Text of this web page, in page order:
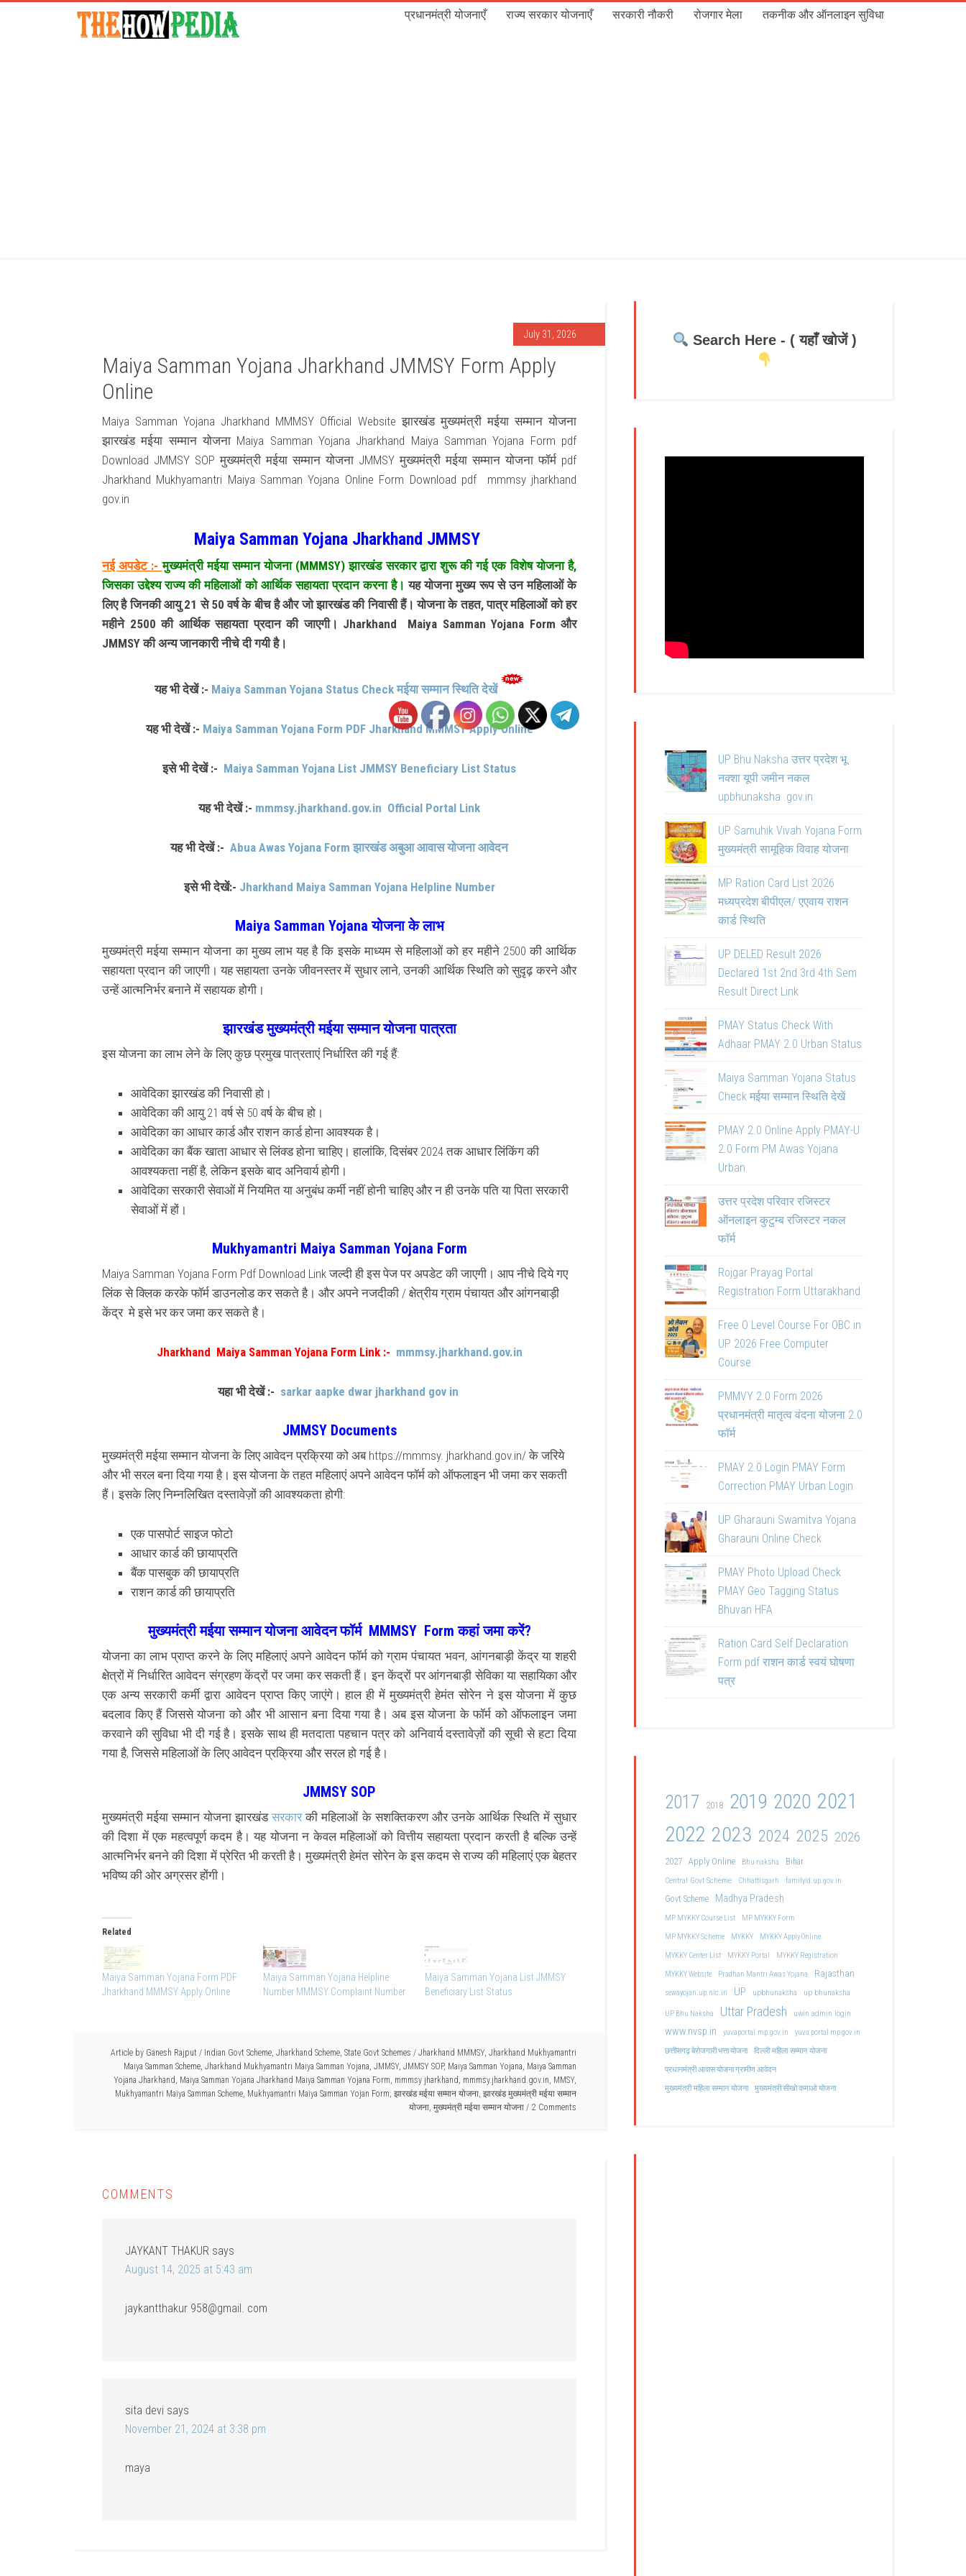
प्रधानमंत्री योजनाएँ राज्य सरकार योजनाएँ सरकारी नौकरी रोजगार मेला तकनीक और ऑनलाइन सुविधा
July 31, 2026
Maiya Samman Yojana Jharkhand JMMSY Form Apply
Online
Maiya Samman Yojana Jharkhand MMMSY Official Website झारखंड मुख्यमंत्री मईया सम्मान योजना
झारखंड मईया सम्मान योजना Maiya Samman Yojana Jharkhand Maiya Samman Yojana Form pdf
Download JMMSY SOP मुख्यमंत्री मईया सम्मान योजना JMMSY मुख्यमंत्री मईया सम्मान योजना फॉर्म pdf
Jharkhand Mukhyamantri Maiya Samman Yojana Online Form Download pdf mmmsy jharkhand
gov.in
Maiya Samman Yojana Jharkhand JMMSY
नई अपडेट :-मुख्यमंत्री मईया सम्मान योजना (MMMSY) झारखंड सरकार द्वारा शुरू की गई एक विशेष योजना है,
जिसका उद्देश्य राज्य की महिलाओं को आर्थिक सहायता प्रदान करना है। यह योजना मुख्य रूप से उन महिलाओं के
लिए है जिनकी आयु 21 से 50 वर्ष के बीच है और जो झारखंड की निवासी हैं। योजना के तहत, पात्र महिलाओं को हर
महीने 2500 की आर्थिक सहायता प्रदान की जाएगी। Jharkhand Maiya Samman Yojana Form और
JMMSY की अन्य जानकारी नीचे दी गयी है।
यह भी देखें :- Maiya Samman Yojana Status Check मईया सम्मान स्थिति देखें
यह भी देखें :- Maiya Samman Yojana Form PDF Jharkhand MMMSY Apply Online
इसे भी देखें :- Maiya Samman Yojana List JMMSY Beneficiary List Status
यह भी देखें :- mmmsy.jharkhand.gov.in Official Portal Link
यह भी देखें :- Abua Awas Yojana Form झारखंड अबुआ आवास योजना आवेदन
इसे भी देखें:- Jharkhand Maiya Samman Yojana Helpline Number
Maiya Samman Yojana योजना के लाभ
मुख्यमंत्री मईया सम्मान योजना का मुख्य लाभ यह है कि इसके माध्यम से महिलाओं को हर महीने 2500 की आर्थिक
सहायता प्रदान की जाएगी। यह सहायता उनके जीवनस्तर में सुधार लाने, उनकी आर्थिक स्थिति को सुदृढ़ करने और
उन्हें आत्मनिर्भर बनाने में सहायक होगी।
झारखंड मुख्यमंत्री मईया सम्मान योजना पात्रता
इस योजना का लाभ लेने के लिए कुछ प्रमुख पात्रताएं निर्धारित की गई हैं:
आवेदिका झारखंड की निवासी हो।
आवेदिका की आयु 21 वर्ष से 50 वर्ष के बीच हो।
आवेदिका का आधार कार्ड और राशन कार्ड होना आवश्यक है।
आवेदिका का बैंक खाता आधार से लिंक्ड होना चाहिए। हालांकि, दिसंबर 2024 तक आधार लिंकिंग की
आवश्यकता नहीं है, लेकिन इसके बाद अनिवार्य होगी।
आवेदिका सरकारी सेवाओं में नियमित या अनुबंध कर्मी नहीं होनी चाहिए और न ही उनके पति या पिता सरकारी
सेवाओं में हों।
Mukhyamantri Maiya Samman Yojana Form
Maiya Samman Yojana Form Pdf Download Link जल्दी ही इस पेज पर अपडेट की जाएगी। आप नीचे दिये गए
लिंक से क्लिक करके फॉर्म डाउनलोड कर सकते है। और अपने नजदीकी / क्षेत्रीय ग्राम पंचायत और आंगनबाड़ी
केंद्र मे इसे भर कर जमा कर सकते है।
Jharkhand Maiya Samman Yojana Form Link :- mmmsy.jharkhand.gov.in
यहा भी देखें :- sarkar aapke dwar jharkhand gov in
JMMSY Documents
मुख्यमंत्री मईया सम्मान योजना के लिए आवेदन प्रक्रिया को अब https://mmmsy. jharkhand.gov.in/ के जरिये
और भी सरल बना दिया गया है। इस योजना के तहत महिलाएं अपने आवेदन फॉर्म को ऑफलाइन भी जमा कर सकती
हैं। इसके लिए निम्नलिखित दस्तावेज़ों की आवश्यकता होगी:
एक पासपोर्ट साइज फोटो
आधार कार्ड की छायाप्रति
बैंक पासबुक की छायाप्रति
राशन कार्ड की छायाप्रति
मुख्यमंत्री मईया सम्मान योजना आवेदन फॉर्म MMMSY Form कहां जमा करें?
योजना का लाभ प्राप्त करने के लिए महिलाएं अपने आवेदन फॉर्म को ग्राम पंचायत भवन, आंगनबाड़ी केंद्र या शहरी
क्षेत्रों में निर्धारित आवेदन संग्रहण केंद्रों पर जमा कर सकती हैं। इन केंद्रों पर आंगनबाड़ी सेविका या सहायिका और
एक अन्य सरकारी कर्मी द्वारा आवेदन प्राप्त किए जाएंगे। हाल ही में मुख्यमंत्री हेमंत सोरेन ने इस योजना में कुछ
बदलाव किए हैं जिससे योजना को और भी आसान बना दिया गया है। अब इस योजना के फॉर्म को ऑफलाइन जमा
करवाने की सुविधा भी दी गई है। इसके साथ ही मतदाता पहचान पत्र को अनिवार्य दस्तावेज़ों की सूची से हटा दिया
गया है, जिससे महिलाओं के लिए आवेदन प्रक्रिया और सरल हो गई है।
JMMSY SOP
मुख्यमंत्री मईया सम्मान योजना झारखंडसरकारकी महिलाओं के सशक्तिकरण और उनके आर्थिक स्थिति में सुधार
की दिशा में एक महत्वपूर्ण कदम है। यह योजना न केवल महिलाओं को वित्तीय सहायता प्रदान करती है बल्कि उन्हें
आत्मनिर्भर बनने की दिशा में प्रेरित भी करती है। मुख्यमंत्री हेमंत सोरेन के इस कदम से राज्य की महिलाएं एक बेहतर
भविष्य की ओर अग्रसर होंगी।
Related
Maiya Samman Yojana Form PDF
Jharkhand MMMSY Apply Online
Maiya Samman Yojana Helpline
Number MMMSY Complaint Number
Maiya Samman Yojana List JMMSY
Beneficiary List Status
Article by Ganesh Rajput / Indian Govt Scheme, Jharkhand Scheme, State Govt Schemes / Jharkhand MMMSY, Jharkhand Mukhyamantri
Maiya Samman Scheme, Jharkhand Mukhyamantri Maiya Samman Yojana, JMMSY, JMMSY SOP, Maiya Samman Yojana, Maiya Samman
Yojana Jharkhand, Maiya Samman Yojana Jharkhand Maiya Samman Yojana Form, mmmsy jharkhand, mmmsy.jharkhand.gov.in, MMSY,
Mukhyamantri Maiya Samman Scheme, Mukhyamantri Maiya Samman Yojan Form, झारखंड मईया सम्मान योजना, झारखंड मुख्यमंत्री मईया सम्मान
योजना, मुख्यमंत्री मईया सम्मान योजना 2 Comments
COMMENTS
JAYKANT THAKUR says
August 14, 2025 at 5:43 am
jaykantthakur 958@gmail. com
sita devi says
November 21, 2024 at 3:38 pm
maya
Search Here - ( यहाँ खोजें )
UP Bhu Naksha उत्तर प्रदेश भू
नक्शा यूपी जमीन नकल
upbhunaksha .gov.in
UP Samuhik Vivah Yojana Form
मुख्यमंत्री सामूहिक विवाह योजना
MP Ration Card List 2026
मध्यप्रदेश बीपीएल/ एएवाय राशन
कार्ड स्थिति
UP DELED Result 2026
Declared 1st 2nd 3rd 4th Sem
Result Direct Link
PMAY Status Check With
Adhaar PMAY 2.0 Urban Status
Maiya Samman Yojana Status
Check मईया सम्मान स्थिति देखें
PMAY 2.0 Online Apply PMAY-U
2.0 Form PM Awas Yojana
Urban
उत्तर प्रदेश परिवार रजिस्टर
ऑनलाइन कुटुम्ब रजिस्टर नकल
फॉर्म
Rojgar Prayag Portal
Registration Form Uttarakhand
Free O Level Course For OBC in
UP 2026 Free Computer
Course
PMMVY 2.0 Form 2026
प्रधानमंत्री मातृत्व वंदना योजना 2.0
फॉर्म
PMAY 2.0 Login PMAY Form
Correction PMAY Urban Login
UP Gharauni Swamitva Yojana
Gharauni Online Check
PMAY Photo Upload Check
PMAY Geo Tagging Status
Bhuvan HFA
Ration Card Self Declaration
Form pdf राशन कार्ड स्वयं घोषणा
पत्र
2017 2018 2019 2020 2021
2022 2023 2024 2025 2026
2027 Apply Online Bhu naksha
Bihar
Central Govt Scheme
Chhattisgarh familyid.up.gov.in
Govt Scheme Madhya Pradesh
MP MYKKY Course List
MP MYKKY Form
MP MYKKY Scheme
MYKKY
MYKKY Apply Online
MYKKY Center List
MYKKY Portal
MYKKY Registration
MYKKY Website
Pradhan Mantri Awas Yojana Rajasthan
sewayojan.up.nic.in UP upbhunaksha up bhunaksha
UP Bhu Naksha Uttar Pradesh uwin admin login
www.nvsp.in yuvaportal.mp.gov.in
yuva portal mp gov.in
छत्तीसगढ़ बेरोजगारी भत्ता योजना
दिल्ली महिला सम्मान योजना
प्रधानमंत्री आवास योजना ग्रामीण आवेदन
मुख्यमंत्री महिला सम्मान योजना मुख्यमंत्री सीखो कमाओ योजना